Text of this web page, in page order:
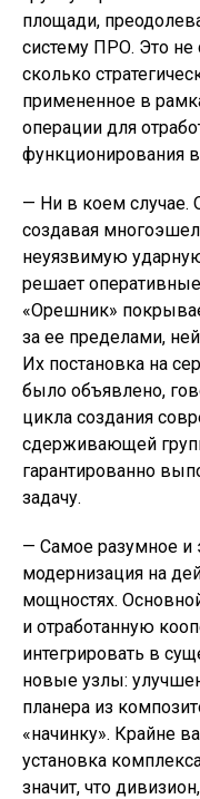
площади,
систему ПРО. Это не
сколько
примененное в
операции для
функционирования
— Ни в коем случае.
создавая
неуязвимую
решает
«Орешник»
за ее пределами,
Их постановка на
было объявлено,
цикла создания
сдерживающей
гарантированно
задачу.
— Самое разумное и
модернизация на
мощностях.
и отработанную
интегрировать в
новые узлы:
планера из
«начинку». Крайне
установка
значит, что